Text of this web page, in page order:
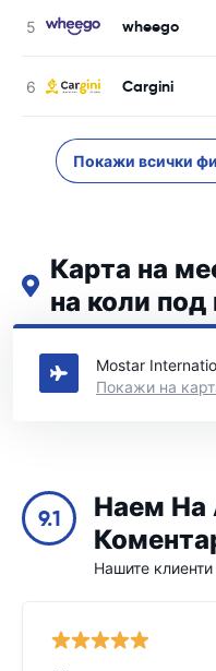
wheego
Cargini
Покажи всички
Карта на
на коли
Вижте нашите основни
Mostar
Покажи на
9.1
Наем На
Нашите